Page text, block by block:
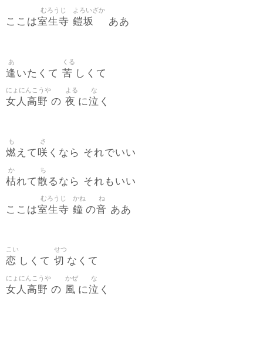
ここは室生寺
むろうじ
鎧坂
よろいざか
ああ
逢
あ
いたくて 苦
くる
しくて
女人高野
にょにんこうや
の 夜
よる
に泣
な
く
燃
も
えて咲
さ
くなら それでいい
枯
か
れて散
ち
るなら それもいい
ここは室生寺
むろうじ
鐘
かね
の音
ね
ああ
恋
こい
しくて 切
せつ
なくて
女人高野
にょにんこうや
の 風
かぜ
に泣
な
く